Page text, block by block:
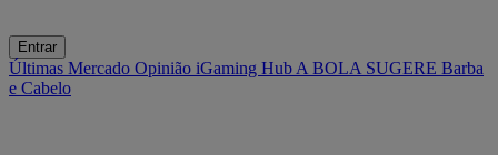
Entrar
Últimas Mercado Opinião iGaming Hub A BOLA SUGERE Barba
e Cabelo